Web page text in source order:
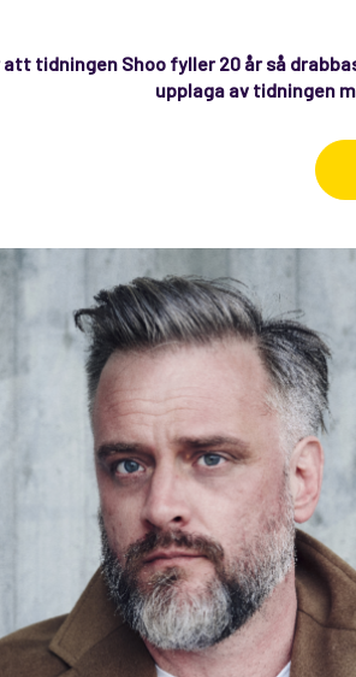
att tidningen Shoo fyller 20 år så
upplaga av tidningen